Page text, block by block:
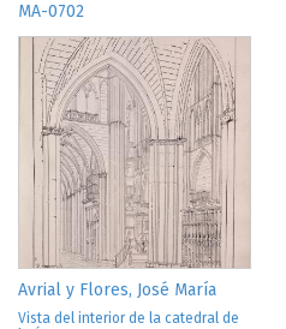
MA-0702
Avrial y Flores, José María
Vista del interior de la catedral de